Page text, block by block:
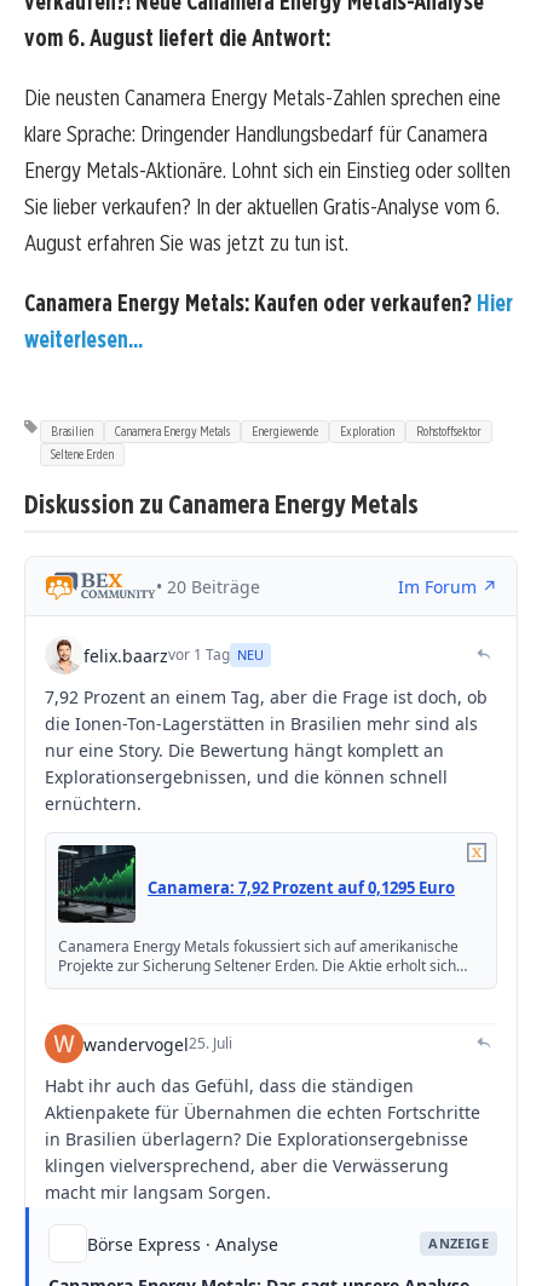
vom 6. August liefert die Antwort:
Die neusten Canamera Energy Metals-Zahlen sprechen eine
klare Sprache: Dringender Handlungsbedarf für Canamera
Energy Metals-Aktionäre. Lohnt sich ein Einstieg oder sollten
Sie lieber verkaufen? In der aktuellen Gratis-Analyse vom 6.
August erfahren Sie was jetzt zu tun ist.
Canamera Energy Metals: Kaufen oder verkaufen? Hier
weiterlesen...
Brasilien Canamera Energy Metals Energiewende Exploration
Rohstoffsektor
Seltene Erden
Diskussion zu Canamera Energy Metals